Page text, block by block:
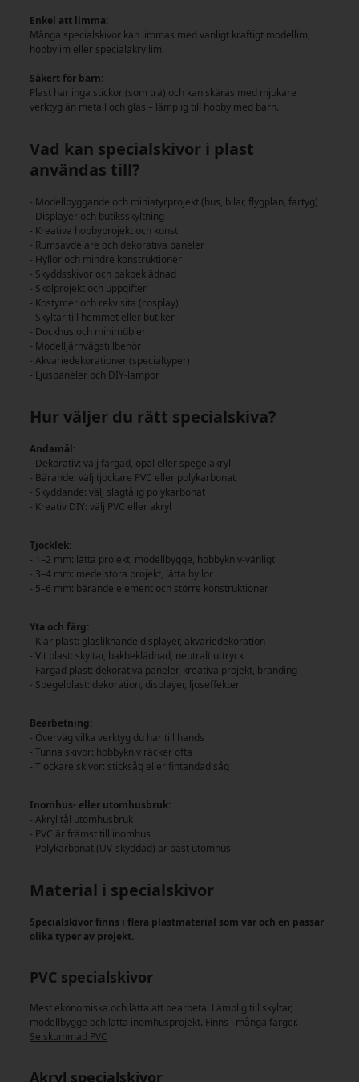
Enkel att limma:
Många specialskivor kan limmas med vanligt kraftigt modellim,
hobbylim eller specialakryllim.
Säkert för barn:
Plast har inga stickor (som trä) och kan skäras med mjukare
verktyg än metall och glas – lämplig till hobby med barn.
Vad kan specialskivor i plast
användas till?
- Modellbyggande och miniatyrprojekt (hus, bilar, flygplan, fartyg)
- Displayer och butiksskyltning
- Kreativa hobbyprojekt och konst
- Rumsavdelare och dekorativa paneler
- Hyllor och mindre konstruktioner
- Skyddsskivor och bakbeklädnad
- Skolprojekt och uppgifter
- Kostymer och rekvisita (cosplay)
- Skyltar till hemmet eller butiker
- Dockhus och minimöbler
- Modelljärnvägstillbehör
- Akvariedekorationer (specialtyper)
- Ljuspaneler och DIY-lampor
Hur väljer du rätt specialskiva?
Ändamål:
- Dekorativ: välj färgad, opal eller spegelakryl
- Bärande: välj tjockare PVC eller polykarbonat
- Skyddande: välj slagtålig polykarbonat
- Kreativ DIY: välj PVC eller akryl
Tjocklek:
- 1–2 mm: lätta projekt, modellbygge, hobbykniv-vänligt
- 3–4 mm: medelstora projekt, lätta hyllor
- 5–6 mm: bärande element och större konstruktioner
Yta och färg:
- Klar plast: glasliknande displayer, akvariedekoration
- Vit plast: skyltar, bakbeklädnad, neutralt uttryck
- Färgad plast: dekorativa paneler, kreativa projekt, branding
- Spegelplast: dekoration, displayer, ljuseffekter
Bearbetning:
- Överväg vilka verktyg du har till hands
- Tunna skivor: hobbykniv räcker ofta
- Tjockare skivor: sticksåg eller fintandad såg
Inomhus- eller utomhusbruk:
- Akryl tål utomhusbruk
- PVC är främst till inomhus
- Polykarbonat (UV-skyddad) är bäst utomhus
Material i specialskivor
Specialskivor finns i flera plastmaterial som var och en passar
olika typer av projekt.
PVC specialskivor
Mest ekonomiska och lätta att bearbeta. Lämplig till skyltar,
modellbygge och lätta inomhusprojekt. Finns i många färger.
Se skummad PVC
Akryl specialskivor